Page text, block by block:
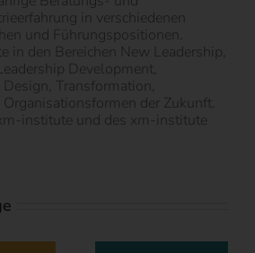
in verschiedenen
und Führungspositionen.
in den Bereichen New Leadership,
Development,
Transformation,
der Zukunft.
institute und des xm-institute